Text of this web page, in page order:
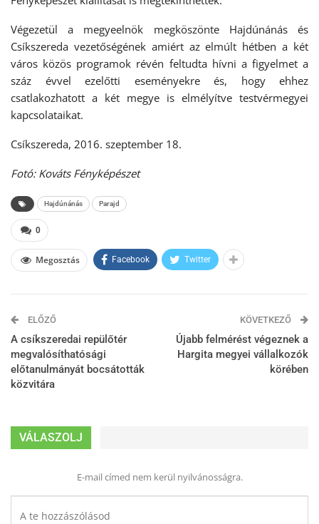
Végezetül a megyeelnök megköszönte Hajdúnánás és
Csíkszereda vezetőségének amiért az elmúlt hétben a két
város közös programok révén feltudta hívni a figyelmet a
száz évvel ezelőtti eseményekre és, hogy ehhez
csatlakozhatott a két megye is elmélyítve testvérmegyei
kapcsolataikat.
Csíkszereda, 2016. szeptember 18.
Fotó: Kováts Fényképészet
Hajdúnánás Parajd
0
Megosztás Facebook Twitter
ELŐZŐ
A csíkszeredai repülőtér
megvalósíthatósági
előtanulmányát bocsátották
közvitára
KÖVETKEZŐ
Újabb felmérést végeznek a
Hargita megyei vállalkozók
körében
VÁLASZOLJ
E-mail címed nem kerül nyilvánosságra.